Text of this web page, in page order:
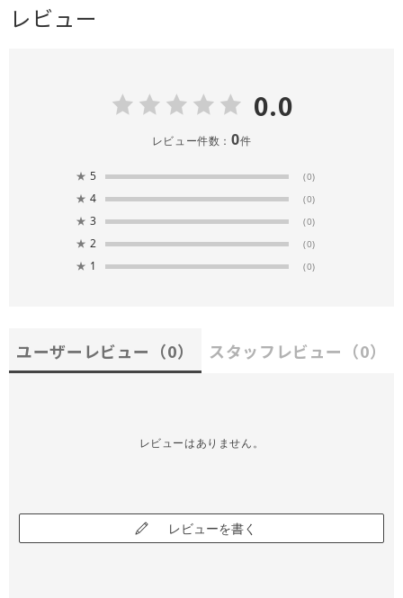
レビュー
0.0
レビュー件数： 0件
★ 5 (0)
★ 4 (0)
★ 3 (0)
★ 2 (0)
★ 1 (0)
ユーザーレビュー （0） スタッフレビュー （0）
レビューはありません。
レビューを書く